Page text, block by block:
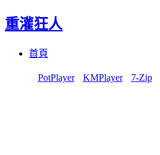
重灌狂人
首頁
PotPlayer KMPlayer 7-Zip